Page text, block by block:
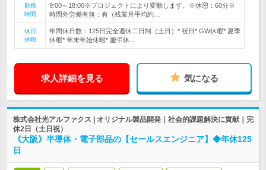
勤務
時間
9:00～18:00※プロジェクトにより変動します。※休憩：60分※
時間外労働有無：有（残業月平均約…
休日
休暇
年間休日数：125日完全週休二日制（土日）* 祝日* GW休暇* 夏季
休暇* 年末年始休暇* 慶弔休…
求人詳細を見る 気になる
株式会社光アルファクス | オリジナル製品開発｜社会的課題解決に貢献｜完
休2日（土日祝）
《大阪》半導体・電子部品の【セールスエンジニア】◆年休125
日